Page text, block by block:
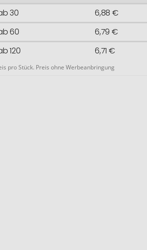
30
6,88 €
60
6,79 €
120
6,71 €
pro Stück. Preis ohne Werbeanbringung